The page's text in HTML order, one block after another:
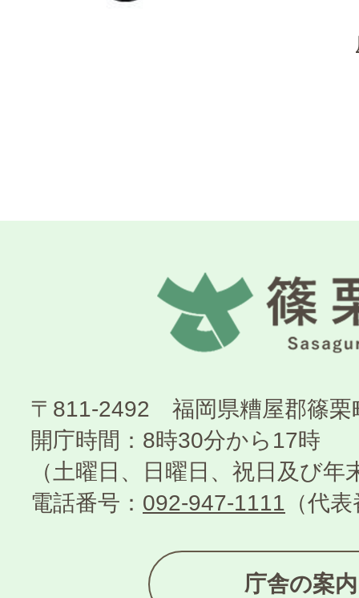
〒811-2492 福岡県糟屋郡篠栗
開庁時間：8時30分から17時
（土曜日、日曜日、祝日及び年
電話番号： 092-947-1111 （代
庁舎の案内